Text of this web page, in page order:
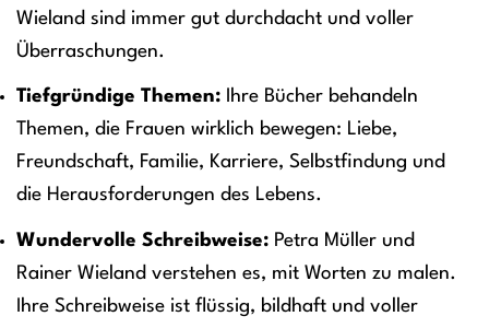
Wieland sind immer gut durchdacht und voller
Überraschungen.
Tiefgründige Themen: Ihre Bücher behandeln
Themen, die Frauen wirklich bewegen: Liebe,
Freundschaft, Familie, Karriere, Selbstfindung und
die Herausforderungen des Lebens.
Wundervolle Schreibweise: Petra Müller und
Rainer Wieland verstehen es, mit Worten zu malen.
Ihre Schreibweise ist flüssig, bildhaft und voller